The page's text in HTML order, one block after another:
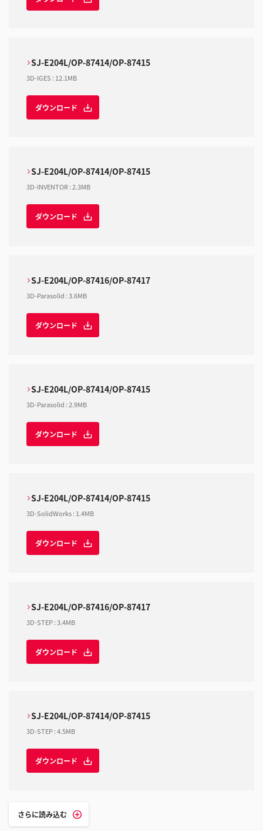
SJ-E204L/OP-87414/OP-87415
3D-IGES : 12.1MB
ダウンロード
SJ-E204L/OP-87414/OP-87415
3D-INVENTOR:2.3MB
ダウンロード
SJ-E204L/OP-87416/OP-87417
3D-Parasolid :3.6MB
ダウンロード
SJ-E204L/OP-87414/OP-87415
3D-Parasolid :2.9MB
ダウンロード
SJ-E204L/OP-87414/OP-87415
3D-SolidWorks: 1.4MB
ダウンロード
SJ-E204L/OP-87416/OP-87417
3D-STEP:3.4MB
ダウンロード
SJ-E204L/OP-87414/OP-87415
3D-STEP:4.5MB
ダウンロード
さらに読み込む